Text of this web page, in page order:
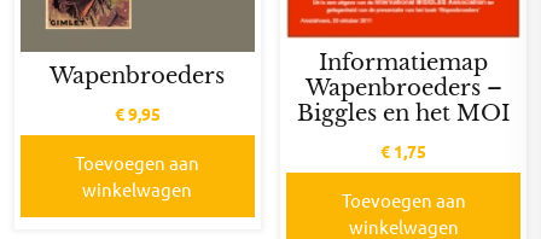
Wapenbroeders
€9,95
Toevoegen aan
winkelwagen
Informatiemap
Wapenbroeders –
Biggles en het MOI
€ 1,75
Toevoegen aan
winkelwagen